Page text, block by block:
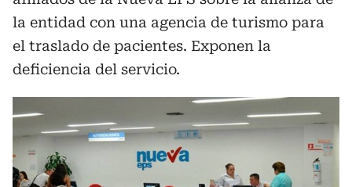
la entidad con una agencia de turismo para
el traslado de pacientes. Exponen la
deficiencia del servicio.